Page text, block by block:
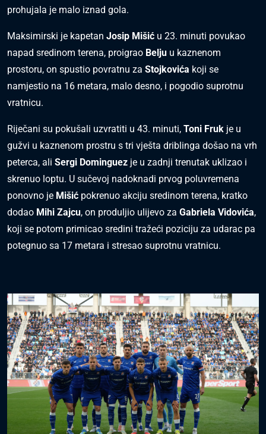
prohujala je malo iznad gola.
Maksimirski je kapetan Josip Mišić u 23. minuti povukao
napad sredinom terena, proigrao Belju u kaznenom
prostoru, on spustio povratnu za Stojkovića koji se
namjestio na 16 metara, malo desno, i pogodio suprotnu
vratnicu.
Riječani su pokušali uzvratiti u 43. minuti, Toni Fruk je u
gužvi u kaznenom prostru s tri vješta driblinga došao na vrh
peterca, ali Sergi Dominguez je u zadnji trenutak uklizao i
skrenuo loptu. U sučevoj nadoknadi prvog poluvremena
ponovno je Mišić pokrenuo akciju sredinom terena, kratko
dodao Mihi Zajcu, on produljio ulijevo za Gabriela Vidovića,
koji se potom primicao sredini tražeći poziciju za udarac pa
potegnuo sa 17 metara i stresao suprotnu vratnicu.